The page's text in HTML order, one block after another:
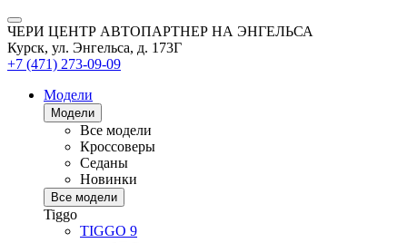
ЧЕРИ ЦЕНТР АВТОПАРТНЕР НА ЭНГЕЛЬСА
Курск, ул. Энгельса, д. 173Г
+7 (471) 273-09-09
Модели
Модели
Все модели
Кроссоверы
Седаны
Новинки
Все модели
Tiggo
TIGGO 9